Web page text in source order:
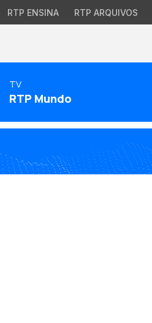
RTP ENSINA RTP ARQUIVOS
TV
RTP Mundo